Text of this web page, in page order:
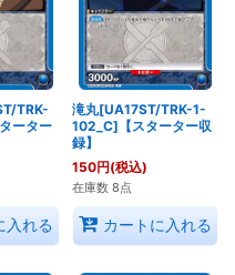
TRK-
ーター
入れる
滝丸[UA17ST/TRK-1-
102_C]【スターター収
録】
150円(税込)
在庫数 8点
カートに入れる